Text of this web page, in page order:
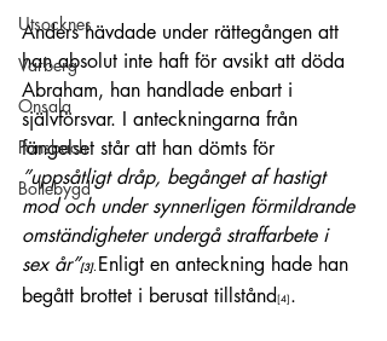
Utsocknes
Varberg
Onsala
Ponsbach
Bollebygd
Anders hävdade under rättegången att
han absolut inte haft för avsikt att döda
Abraham, han handlade enbart i
självförsvar. I anteckningarna från
fängelset står att han dömts för
”uppsåtligt dråp, begånget af hastigt
mod och under synnerligen förmildrande
omständigheter undergå straffarbete i
sex år”[3]. Enligt en anteckning hade han
begått brottet i berusat tillstånd[4] .